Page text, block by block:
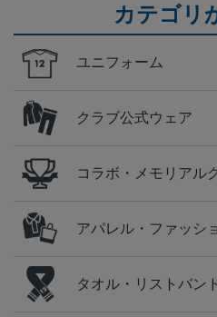
カテゴリ
ユニフォーム
クラブ公式ウェア
コラボ・メモリアル
アパレル・ファッシ
タオル・リストバン